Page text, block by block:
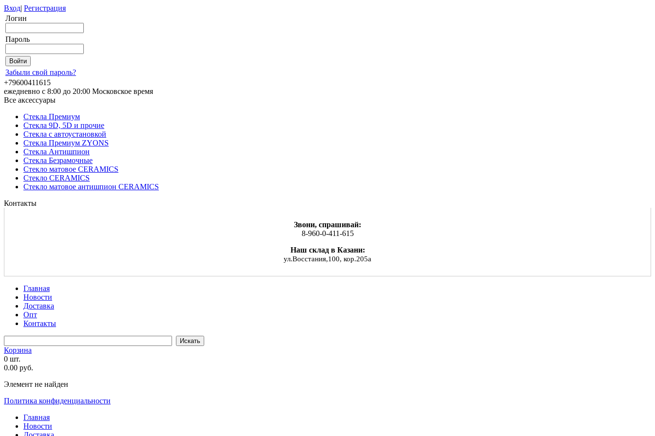
Вход| Регистрация
Логин
Пароль
Забыли свой пароль?
+79600411615
ежедневно с 8:00 до 20:00 Московское время
Все аксессуары
Стекла Премиум
Стекла 9D, 5D и прочие
Стекла с автоустановкой
Стекла Премиум ZYONS
Стекла Антишпион
Стекла Безрамочные
Стекло матовое CERAMICS
Стекло CERAMICS
Стекло матовое антишпион CERAMICS
Контакты
Звони, спрашивай:
8-960-0-411-615
Наш склад в Казани:
ул.Восстания,100, кор.205а
Главная
Новости
Доставка
Опт
Контакты
Корзина
0 шт.
0.00 руб.
Элемент не найден
Политика конфиденциальности
Главная
Новости